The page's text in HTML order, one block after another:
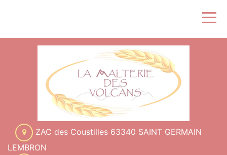
ZAC des Coustilles 63340 SAINT GERMAIN
LEMBRON